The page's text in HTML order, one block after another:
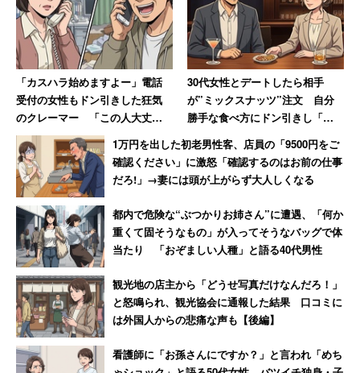
るから。日常には馴染まない」（50代女性）
実際、国内のカジノに行くという人は2割に満たなかった
が、海外旅行でカジノで遊んだ経験がある人は62.7％に上
った。海外でカジノに行った理由を聞くと、「旅行先にカ
ジノがあった」が51.1％で最も多く、「日本国内では体験
できない」が49.5％だった。男性では「ギャンブルが好き
だから」という人も17.9％いた。
カジノで遊んだ際、一度で使った最高金額を聞くと、3万
円未満が69.7％と大半を占めた。3万円以上10万円未満は
15.7％で、100万円以上使った人も3％いた。3万円未満の
割合は、女性で87.7％、男性で61.1％となっており、男性
の方が使用金額が高いことがわかる。
カジノに行ったことがある国や都市を複数回答で聞くと、
「カスハラ始めますよー」電話
受付の女性もドン引きした狂気
のクレーマー 「この人大丈夫
か」と絶句
30代女性とデートしたら相手
が”ミックスナッツ”注文 自分
勝手な食べ方にドン引きし「子
供じゃないんだから」と注意し
た男性
1万円を出した初老男性客、店員の「9500円をご
確認ください」に激怒「確認するのはお前の仕事
だろ!」→妻には頭が上がらず大人しくなる
都内で危険な“ぶつかりお姉さん”に遭遇、「何か
重くて固そうなもの」が入ってそうなバッグで体
当たり 「おぞましい人種」と語る40代男性
観光地の店主から「どうせ写真だけなんだろ！」
と怒鳴られ、観光協会に通報した結果 口コミに
は外国人からの悲痛な声も【後編】
看護師に「お孫さんにですか？」と言われ「めち